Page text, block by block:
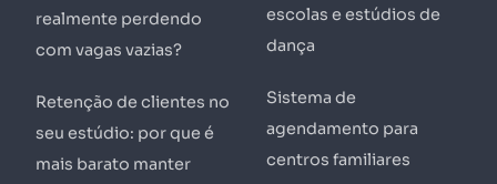
realmente perdendo
com vagas vazias?
Retenção de clientes no
seu estúdio: por que é
mais barato manter
escolas e estúdios de
dança
Sistema de
agendamento para
centros familiares